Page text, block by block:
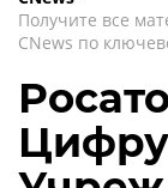
Получите все
CNews по